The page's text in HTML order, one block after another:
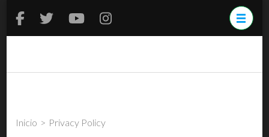
Saltar
la
Inicio > Privacy Policy